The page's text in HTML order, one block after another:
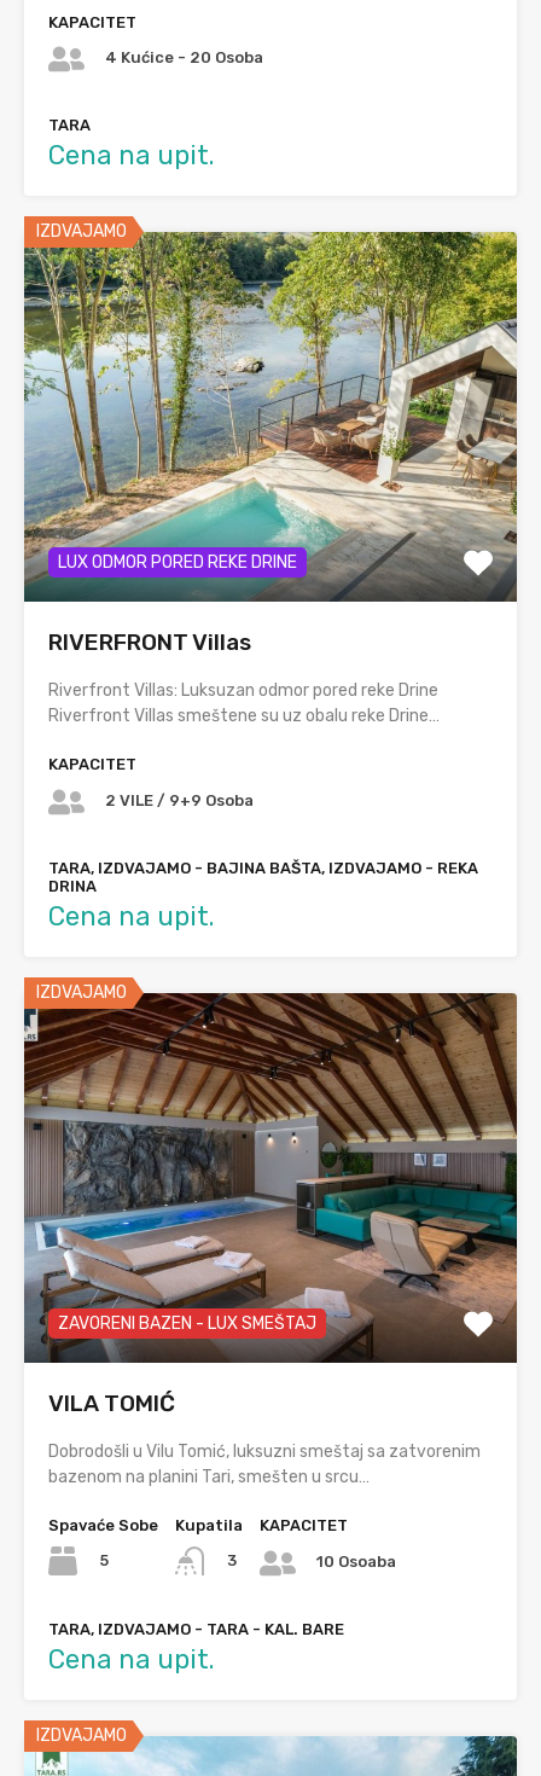
KAPACITET
4 Kućice - 20 Osoba
TARA
Cena na upit.
IZDVAJAMO
LUX ODMOR PORED REKE DRINE
RIVERFRONT Villas
Riverfront Villas: Luksuzan odmor pored reke Drine
Riverfront Villas smeštene su uz obalu reke Drine…
KAPACITET
2 VILE / 9+9 Osoba
TARA, IZDVAJAMO - BAJINA BAŠTA, IZDVAJAMO - REKA
DRINA
Cena na upit.
IZDVAJAMO
ZAVORENI BAZEN - LUX SMEŠTAJ
VILA TOMIĆ
Dobrodošli u Vilu Tomić, luksuzni smeštaj sa zatvorenim
bazenom na planini Tari, smešten u srcu…
Spavaće Sobe
5
Kupatila
3
KAPACITET
10 Osoaba
TARA, IZDVAJAMO - TARA - KAL. BARE
Cena na upit.
IZDVAJAMO